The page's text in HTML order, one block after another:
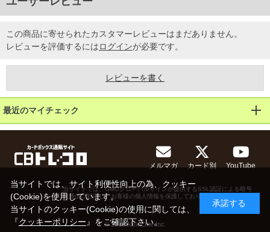
この商品に寄せられたカスタマーレビューはまだありません。
レビューを評価するにはログインが必要です。
レビューを書く
最近のマイチェック
メルマガ カード別 YouTube
当サイトでは、GMOグローバルサインが提供するSSL認証による暗号
化通信に対応し、お客様の個人情報を保護しております。
© 2013 NextOne Inc.
当サイトでは、サイト利便性向上の為、クッキー
(Cookie)を使用しています。
当サイトのクッキー(Cookie)の使用に関しては、
『クッキーポリシー』をご確認下さい。
承諾する